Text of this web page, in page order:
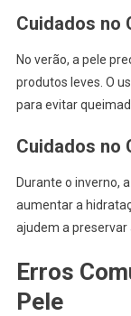
Cuidados no
No verão, a pele
produtos leves. O
para evitar
Cuidados no
Durante o inverno,
aumentar a
ajudem a preservar
Erros
Pele